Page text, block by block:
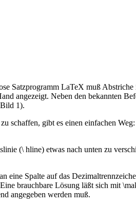
Satzprogramm LaTeX muß
angezeigt. Neben den bekannten
1).
schaffen, gibt es einen einfachen
(\ hline) etwas nach unten zu
eine Spalte auf das
brauchbare Lösung läßt sich mit
angegeben werden muß.